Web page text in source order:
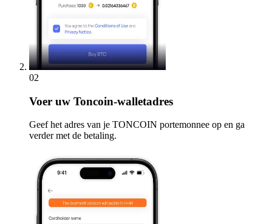
02
Voer uw Toncoin-walletadres
Geef het adres van je TONCOIN portemonnee op en ga
verder met de betaling.